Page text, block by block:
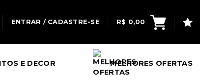
ENTRAR / CADASTRE-SE R$ 0,00
E DECOR MELHORES OFERTAS